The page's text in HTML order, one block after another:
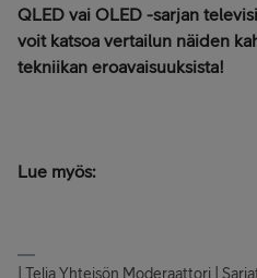
QLED vai OLED -sarjan
voit katsoa vertailun näiden
tekniikan eroavaisuuksista!
Lue myös:
| Telia Yhteisön Moderaattori |